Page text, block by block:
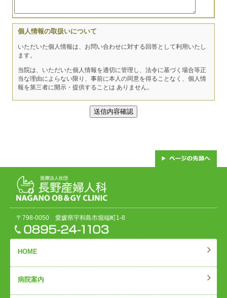
個人情報の取扱いについて
いただいた個人情報は、お問い合わせに対する回答として利用いたし
ます。
当院は、いただいた個人情報を適切に管理し、法令に基づく場合等正
当な理由によらない限り、事前に本人の同意を得ることなく、個人情
報を第三者に開示・提供することは ありません。
〒798-0050 愛媛県宇和島市堀端町1-8
HOME
病院案内